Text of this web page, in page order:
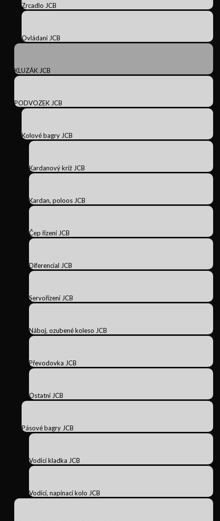
Zrcadlo JCB
Ovládaní JCB
KLUZÁK JCB
PODVOZEK JCB
Kolové bagry JCB
Kardanový kríž JCB
Kardan, poloos JCB
Čep řízení JCB
Diferencial JCB
Servořízení JCB
Náboj, ozubené koleso JCB
Převodovka JCB
Ostatní JCB
Pásové bagry JCB
Vodicí kladka JCB
Vodící, napínací kolo JCB